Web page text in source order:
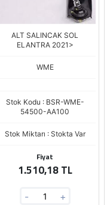
ALT SALINCAK SOL
ELANTRA 2021>
WME
Stok Kodu : BSR-WME-
54500-AA100
Stok Miktarı : Stokta Var
Fiyat
1.510,18 TL
- +